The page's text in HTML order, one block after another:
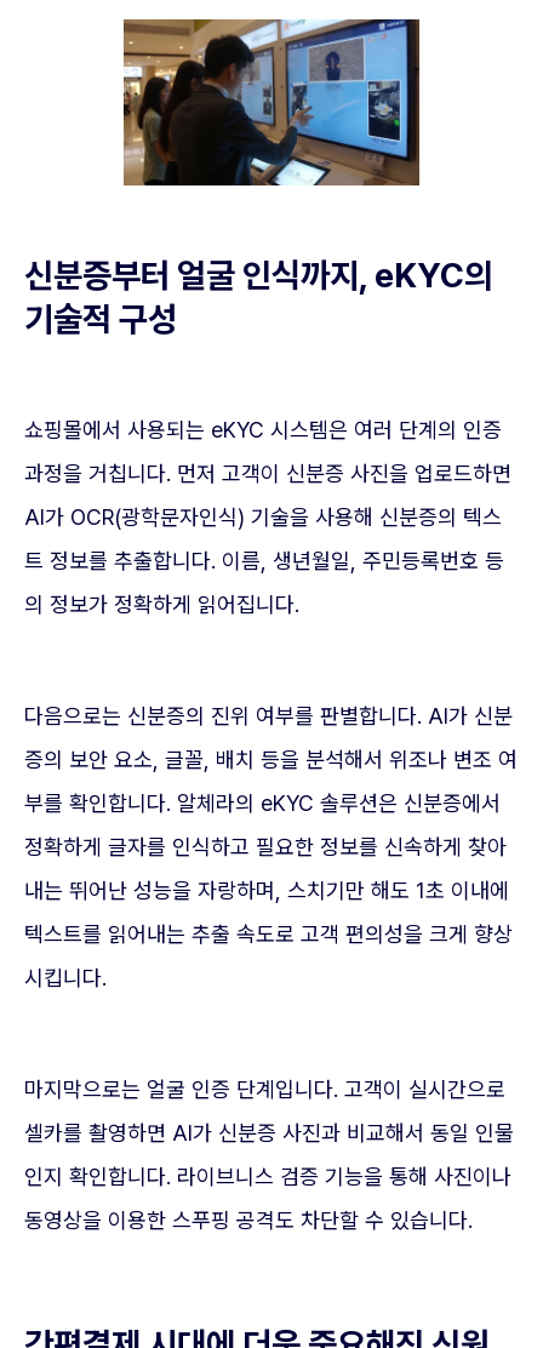
신분증부터 얼굴 인식까지, eKYC의
기술적 구성
쇼핑몰에서 사용되는 eKYC 시스템은 여러 단계의 인증
과정을 거칩니다. 먼저 고객이 신분증 사진을 업로드하면
AI가 OCR(광학문자인식) 기술을 사용해 신분증의 텍스
트 정보를 추출합니다. 이름, 생년월일, 주민등록번호 등
의 정보가 정확하게 읽어집니다.
다음으로는 신분증의 진위 여부를 판별합니다. AI가 신분
증의 보안 요소, 글꼴, 배치 등을 분석해서 위조나 변조 여
부를 확인합니다. 알체라의 eKYC 솔루션은 신분증에서
정확하게 글자를 인식하고 필요한 정보를 신속하게 찾아
내는 뛰어난 성능을 자랑하며, 스치기만 해도 1초 이내에
텍스트를 읽어내는 추출 속도로 고객 편의성을 크게 향상
시킵니다.
마지막으로는 얼굴 인증 단계입니다. 고객이 실시간으로
셀카를 촬영하면 AI가 신분증 사진과 비교해서 동일 인물
인지 확인합니다. 라이브니스 검증 기능을 통해 사진이나
동영상을 이용한 스푸핑 공격도 차단할 수 있습니다.